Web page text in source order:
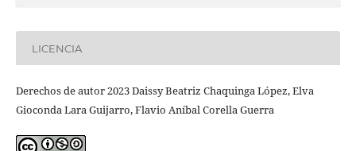
LICENCIA
Derechos de autor 2023 Daissy Beatriz Chaquinga López, Elva
Gioconda Lara Guijarro, Flavio Aníbal Corella Guerra